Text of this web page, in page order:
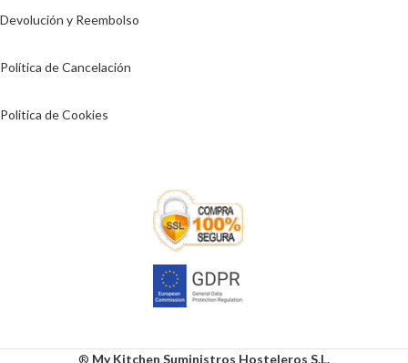
Devolución y Reembolso
Política de Cancelación
Politica de Cookies
® My Kitchen Suministros Hosteleros S.L.